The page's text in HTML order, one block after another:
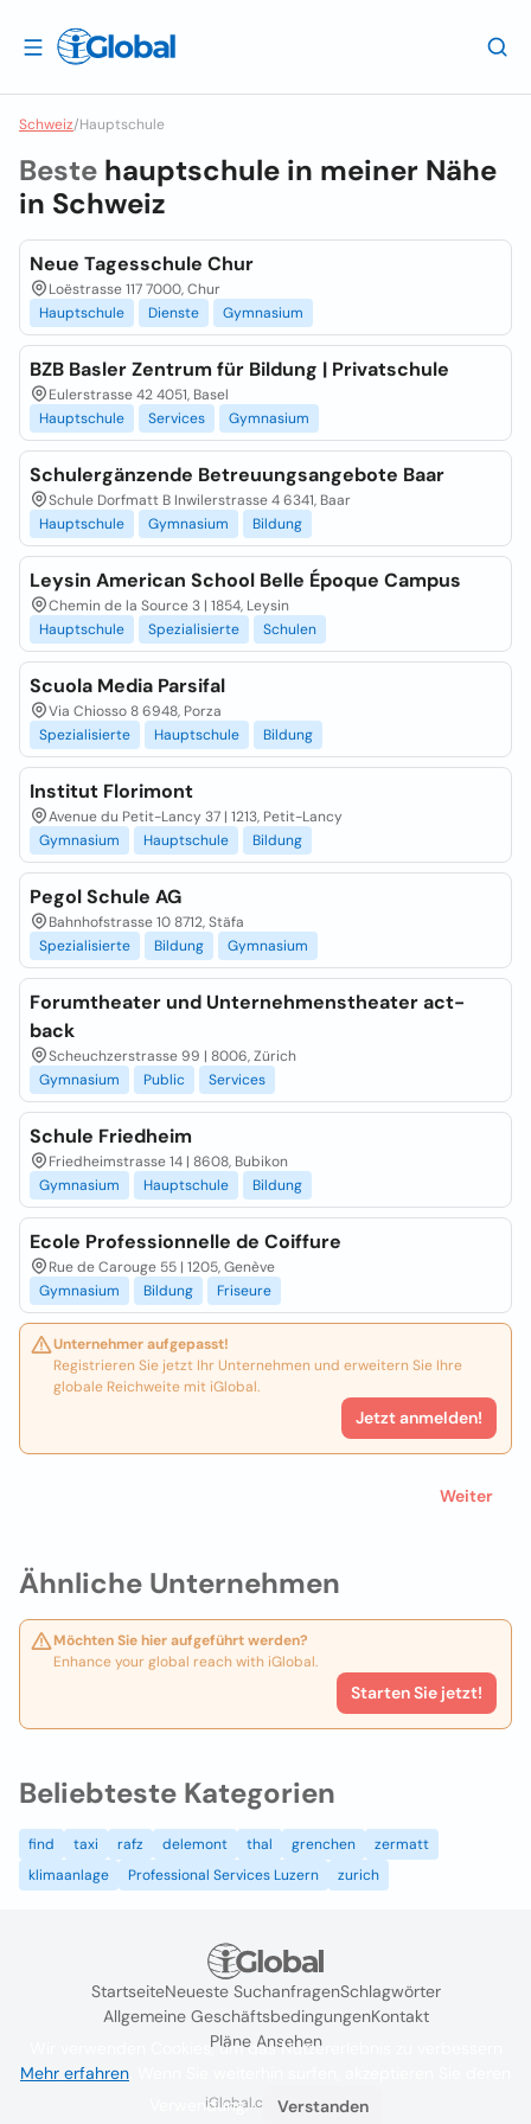
Schweiz/Hauptschule
Ähnliche Unternehmen
Möchten Sie hier aufgeführt werden?
Enhance your global reach with iGlobal.
Starten Sie jetzt!
Beste hauptschule in meiner Nähe
in Schweiz
Neue Tagesschule Chur
Loëstrasse 117 7000, Chur
Hauptschule
Dienste Gymnasium
BZB Basler Zentrum für Bildung | Privatschule
Eulerstrasse 42 4051, Basel
Hauptschule
Services Gymnasium
Schulergänzende Betreuungsangebote Baar
Schule Dorfmatt B Inwilerstrasse 4 6341, Baar
Hauptschule
Gymnasium Bildung
Leysin American School Belle Époque Campus
Chemin de la Source 3 | 1854, Leysin
Hauptschule
Spezialisierte Schulen
Scuola Media Parsifal
Via Chiosso 8 6948, Porza
Spezialisierte
Hauptschule Bildung
Institut Florimont
Avenue du Petit-Lancy 37 | 1213, Petit-Lancy
Gymnasium
Hauptschule Bildung
Pegol Schule AG
Bahnhofstrasse 10 8712, Stäfa
Spezialisierte
Bildung Gymnasium
Forumtheater und Unternehmenstheater act-
back
Scheuchzerstrasse 99 | 8006, Zürich
Gymnasium
Public Services
Schule Friedheim
Friedheimstrasse 14 | 8608, Bubikon
Gymnasium
Hauptschule Bildung
Ecole Professionnelle de Coiffure
Rue de Carouge 55 | 1205, Genève
Gymnasium
Bildung Friseure
Unternehmer aufgepasst!
Registrieren Sie jetzt Ihr Unternehmen und erweitern Sie Ihre
globale Reichweite mit iGlobal.
Jetzt anmelden!
Weiter
Beliebteste Kategorien
find taxi rafz delemont thal grenchen
zermatt
klimaanlage
Professional Services Luzern zurich
StartseiteNeueste SuchanfragenSchlagwörter
Allgemeine GeschäftsbedingungenKontakt
Pläne Ansehen
iGlobal.co @ 2024
Wir verwenden Cookies, um das Nutzererlebnis zu verbessern
Mehr erfahren
Verwendung.
Verstanden